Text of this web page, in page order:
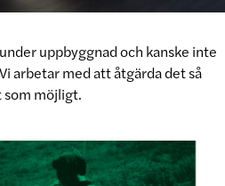
uppbyggnad och kanske inte
arbetar med att åtgärda det så
som möjligt.